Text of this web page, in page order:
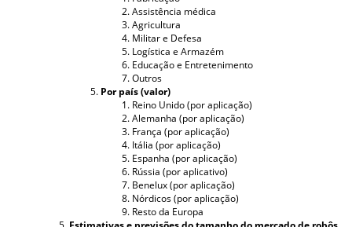
Assistência médica
Agricultura
Militar e Defesa
Logística e Armazém
Educação e Entretenimento
Outros
Por país (valor)
Reino Unido (por aplicação)
Alemanha (por aplicação)
França (por aplicação)
Itália (por aplicação)
Espanha (por aplicação)
Rússia (por aplicativo)
Benelux (por aplicação)
Nórdicos (por aplicação)
Resto da Europa